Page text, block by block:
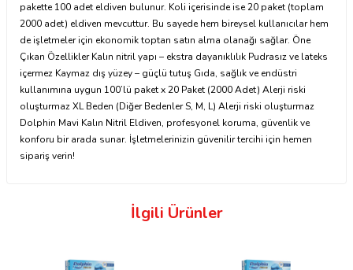
pakette 100 adet eldiven bulunur. Koli içerisinde ise 20 paket (toplam
2000 adet) eldiven mevcuttur. Bu sayede hem bireysel kullanıcılar hem
de işletmeler için ekonomik toptan satın alma olanağı sağlar. Öne
Çıkan Özellikler Kalın nitril yapı – ekstra dayanıklılık Pudrasız ve lateks
içermez Kaymaz dış yüzey – güçlü tutuş Gıda, sağlık ve endüstri
kullanımına uygun 100’lü paket x 20 Paket (2000 Adet) Alerji riski
oluşturmaz XL Beden (Diğer Bedenler S, M, L) Alerji riski oluşturmaz
Dolphin Mavi Kalın Nitril Eldiven, profesyonel koruma, güvenlik ve
konforu bir arada sunar. İşletmelerinizin güvenilir tercihi için hemen
sipariş verin!
İlgili Ürünler